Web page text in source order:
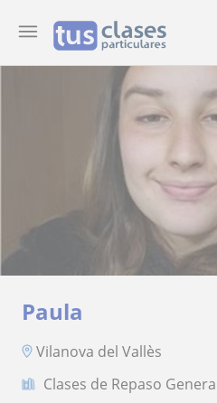
Paula
Vilanova del Vallès
Clases de Repaso